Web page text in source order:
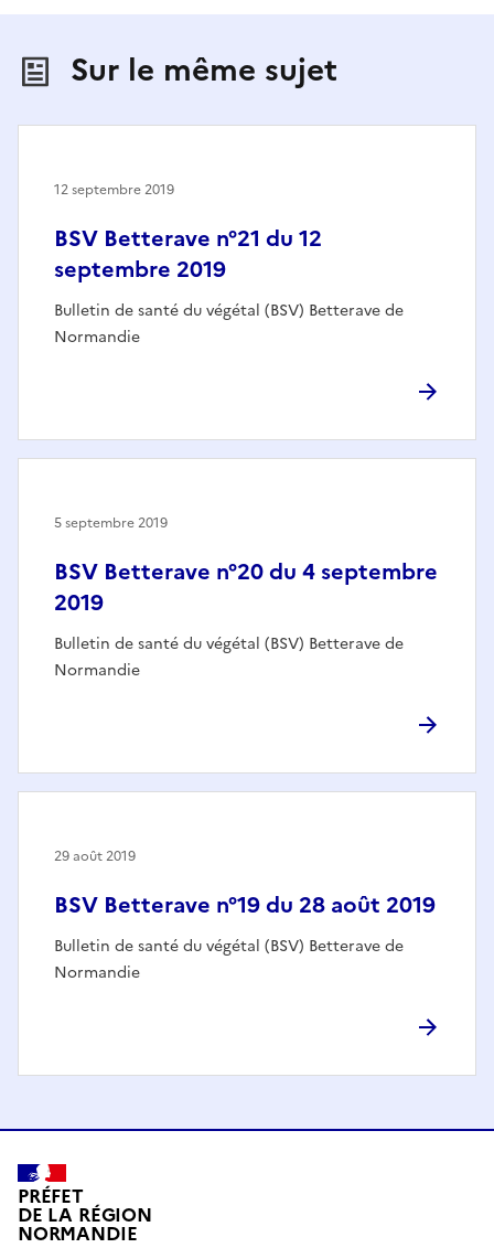
Sur le même sujet
BSV Betterave n°21 du 12
septembre 2019
Bulletin de santé du végétal (BSV) Betterave de
Normandie
12 septembre 2019
BSV Betterave n°20 du 4 septembre
2019
Bulletin de santé du végétal (BSV) Betterave de
Normandie
5 septembre 2019
BSV Betterave n°19 du 28 août 2019
Bulletin de santé du végétal (BSV) Betterave de
Normandie
29 août 2019
PRÉFET
DE LA RÉGION
NORMANDIE